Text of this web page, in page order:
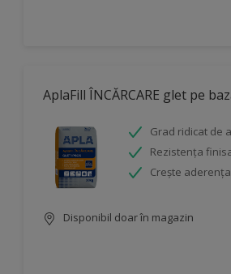
AplaFill ÎNCĂRCARE glet pe
Grad ridicat de
Rezistența
Crește
Disponibil doar în magazin